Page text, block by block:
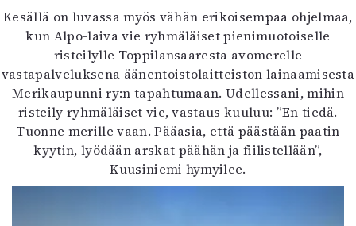
Kesällä on luvassa myös vähän erikoisempaa ohjelmaa,
kun Alpo-laiva vie ryhmäläiset pienimuotoiselle
risteilylle Toppilansaaresta avomerelle
vastapalveluksena äänentoistolaitteiston lainaamisesta
Merikaupunni ry:n tapahtumaan. Udellessani, mihin
risteily ryhmäläiset vie, vastaus kuuluu: ”En tiedä.
Tuonne merille vaan. Pääasia, että päästään paatin
kyytin, lyödään arskat päähän ja fiilistellään”,
Kuusiniemi hymyilee.